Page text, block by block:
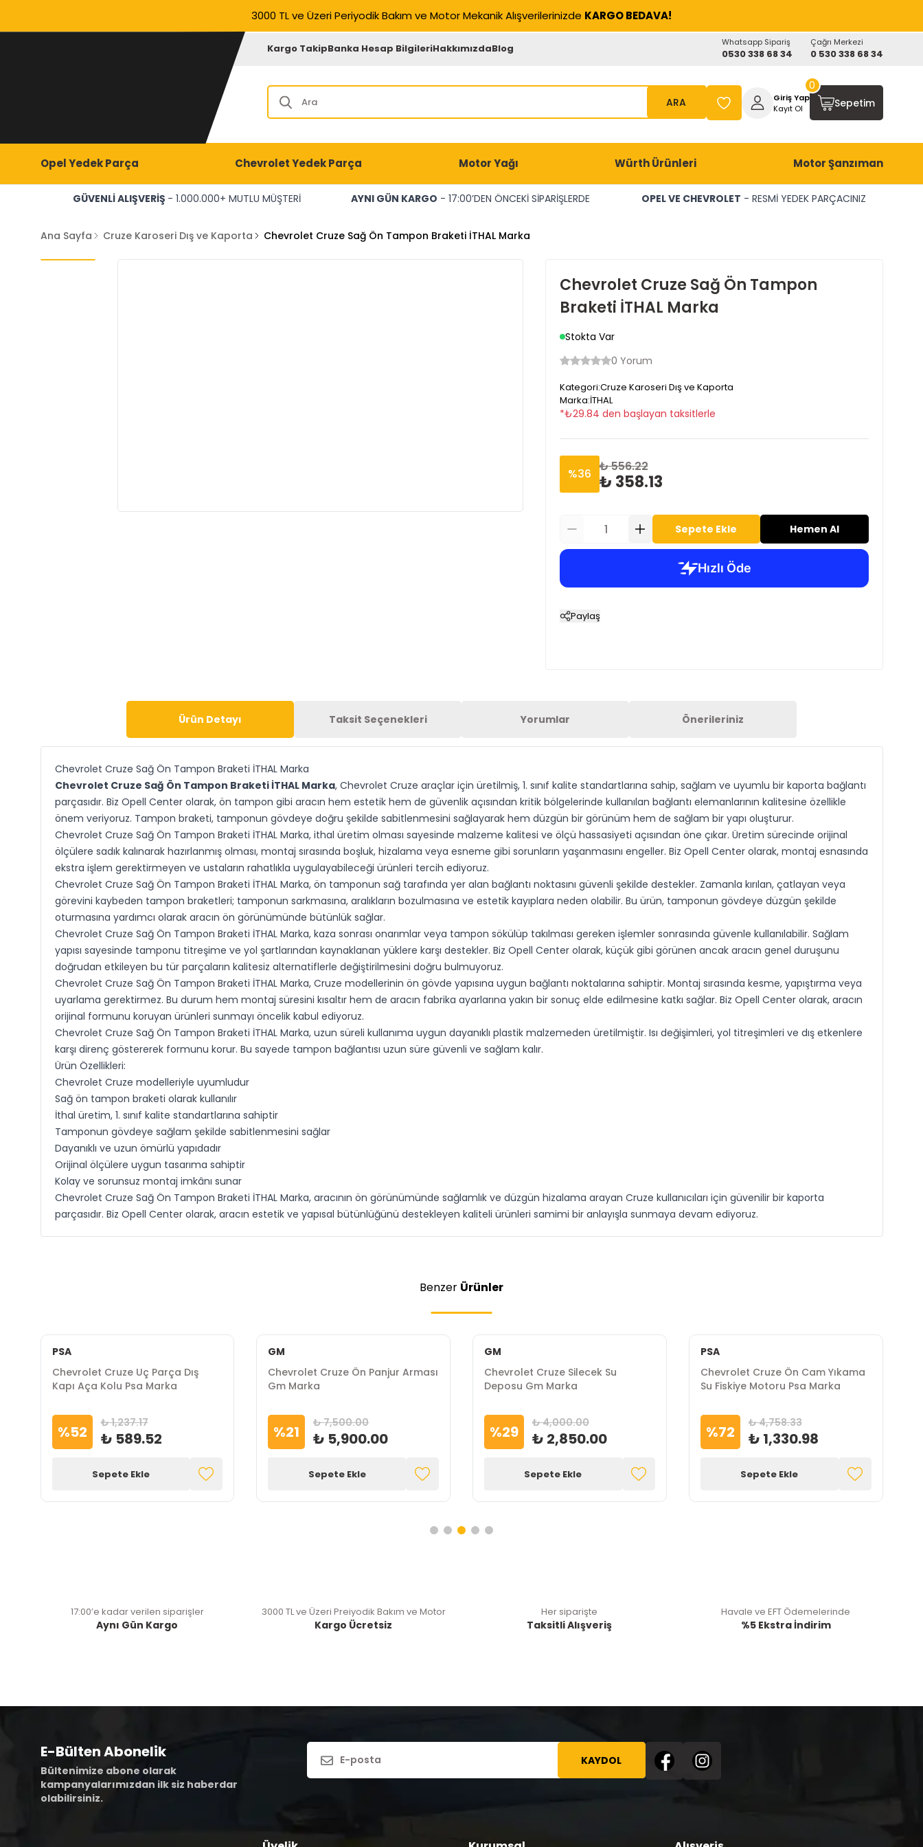
3000 TL ve Üzeri Periyodik Bakım ve Motor Mekanik Alışverilerinizde KARGO BEDAVA!
Kargo TakipBanka Hesap BilgileriHakkımızdaBlog Whatsapp Sipariş
0530 338 68 34
Çağrı Merkezi
0 530 338 68 34
ARA
Giriş Yap
Kayıt Ol
Sepetim
0
Opel Yedek Parça Chevrolet Yedek Parça Motor Yağı Würth Ürünleri Motor Şanzıman
GÜVENLİ ALIŞVERİŞ - 1.000.000+ MUTLU MÜŞTERİ AYNI GÜN KARGO - 17:00’DEN ÖNCEKİ SİPARİŞLERDE OPEL VE CHEVROLET - RESMİ YEDEK PARÇACINIZ
Ana Sayfa Cruze Karoseri Dış ve Kaporta Chevrolet Cruze Sağ Ön Tampon Braketi İTHAL Marka
Chevrolet Cruze Sağ Ön Tampon
Braketi İTHAL Marka
Stokta Var
0 Yorum
Kategori:Cruze Karoseri Dış ve Kaporta
Marka:İTHAL
*₺29.84 den başlayan taksitlerle
%36 ₺ 556.22
₺ 358.13
Sepete Ekle Hemen Al
Paylaş
Ürün Detayı Taksit Seçenekleri Yorumlar Önerileriniz
Chevrolet Cruze Sağ Ön Tampon Braketi İTHAL Marka
Chevrolet Cruze Sağ Ön Tampon Braketi İTHAL Marka, Chevrolet Cruze araçlar için üretilmiş, 1. sınıf kalite standartlarına sahip, sağlam ve uyumlu bir kaporta bağlantı
parçasıdır. Biz Opell Center olarak, ön tampon gibi aracın hem estetik hem de güvenlik açısından kritik bölgelerinde kullanılan bağlantı elemanlarının kalitesine özellikle
önem veriyoruz. Tampon braketi, tamponun gövdeye doğru şekilde sabitlenmesini sağlayarak hem düzgün bir görünüm hem de sağlam bir yapı oluşturur.
Chevrolet Cruze Sağ Ön Tampon Braketi İTHAL Marka, ithal üretim olması sayesinde malzeme kalitesi ve ölçü hassasiyeti açısından öne çıkar. Üretim sürecinde orijinal
ölçülere sadık kalınarak hazırlanmış olması, montaj sırasında boşluk, hizalama veya esneme gibi sorunların yaşanmasını engeller. Biz Opell Center olarak, montaj esnasında
ekstra işlem gerektirmeyen ve ustaların rahatlıkla uygulayabileceği ürünleri tercih ediyoruz.
Chevrolet Cruze Sağ Ön Tampon Braketi İTHAL Marka, ön tamponun sağ tarafında yer alan bağlantı noktasını güvenli şekilde destekler. Zamanla kırılan, çatlayan veya
görevini kaybeden tampon braketleri; tamponun sarkmasına, aralıkların bozulmasına ve estetik kayıplara neden olabilir. Bu ürün, tamponun gövdeye düzgün şekilde
oturmasına yardımcı olarak aracın ön görünümünde bütünlük sağlar.
Chevrolet Cruze Sağ Ön Tampon Braketi İTHAL Marka, kaza sonrası onarımlar veya tampon sökülüp takılması gereken işlemler sonrasında güvenle kullanılabilir. Sağlam
yapısı sayesinde tamponu titreşime ve yol şartlarından kaynaklanan yüklere karşı destekler. Biz Opell Center olarak, küçük gibi görünen ancak aracın genel duruşunu
doğrudan etkileyen bu tür parçaların kalitesiz alternatiflerle değiştirilmesini doğru bulmuyoruz.
Chevrolet Cruze Sağ Ön Tampon Braketi İTHAL Marka, Cruze modellerinin ön gövde yapısına uygun bağlantı noktalarına sahiptir. Montaj sırasında kesme, yapıştırma veya
uyarlama gerektirmez. Bu durum hem montaj süresini kısaltır hem de aracın fabrika ayarlarına yakın bir sonuç elde edilmesine katkı sağlar. Biz Opell Center olarak, aracın
orijinal formunu koruyan ürünleri sunmayı öncelik kabul ediyoruz.
Chevrolet Cruze Sağ Ön Tampon Braketi İTHAL Marka, uzun süreli kullanıma uygun dayanıklı plastik malzemeden üretilmiştir. Isı değişimleri, yol titreşimleri ve dış etkenlere
karşı direnç göstererek formunu korur. Bu sayede tampon bağlantısı uzun süre güvenli ve sağlam kalır.
Ürün Özellikleri:
Chevrolet Cruze modelleriyle uyumludur
Sağ ön tampon braketi olarak kullanılır
İthal üretim, 1. sınıf kalite standartlarına sahiptir
Tamponun gövdeye sağlam şekilde sabitlenmesini sağlar
Dayanıklı ve uzun ömürlü yapıdadır
Orijinal ölçülere uygun tasarıma sahiptir
Kolay ve sorunsuz montaj imkânı sunar
Chevrolet Cruze Sağ Ön Tampon Braketi İTHAL Marka, aracının ön görünümünde sağlamlık ve düzgün hizalama arayan Cruze kullanıcıları için güvenilir bir kaporta
parçasıdır. Biz Opell Center olarak, aracın estetik ve yapısal bütünlüğünü destekleyen kaliteli ürünleri samimi bir anlayışla sunmaya devam ediyoruz.
Benzer Ürünler
PSA
Chevrolet Cruze Uç Parça Dış
Kapı Aça Kolu Psa Marka
%52 ₺ 1,237.17
₺ 589.52
Sepete Ekle
GM
Chevrolet Cruze Ön Panjur Arması
Gm Marka
%21 ₺ 7,500.00
₺ 5,900.00
Sepete Ekle
GM
Chevrolet Cruze Silecek Su
Deposu Gm Marka
%29 ₺ 4,000.00
₺ 2,850.00
Sepete Ekle
PSA
Chevrolet Cruze Ön Cam Yıkama
Su Fiskiye Motoru Psa Marka
%72 ₺ 4,758.33
₺ 1,330.98
Sepete Ekle
17:00’e kadar verilen siparişler
Aynı Gün Kargo
3000 TL ve Üzeri Preiyodik Bakım ve Motor
Kargo Ücretsiz
Her siparişte
Taksitli Alışveriş
Havale ve EFT Ödemelerinde
%5 Ekstra İndirim
E-Bülten Abonelik
Bültenimize abone olarak
kampanyalarımızdan ilk siz haberdar
olabilirsiniz.
KAYDOL